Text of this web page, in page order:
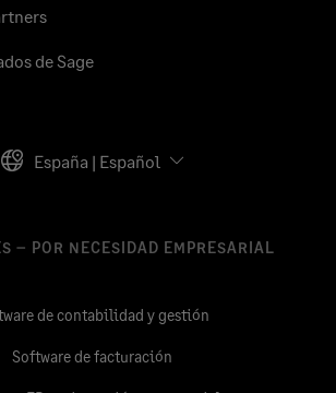
de Sage
España | Español
– POR NECESIDAD EMPRESARIAL
de contabilidad y gestión
Software de facturación